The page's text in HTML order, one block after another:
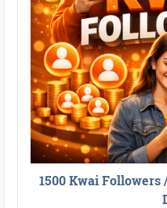
1500 Kwai